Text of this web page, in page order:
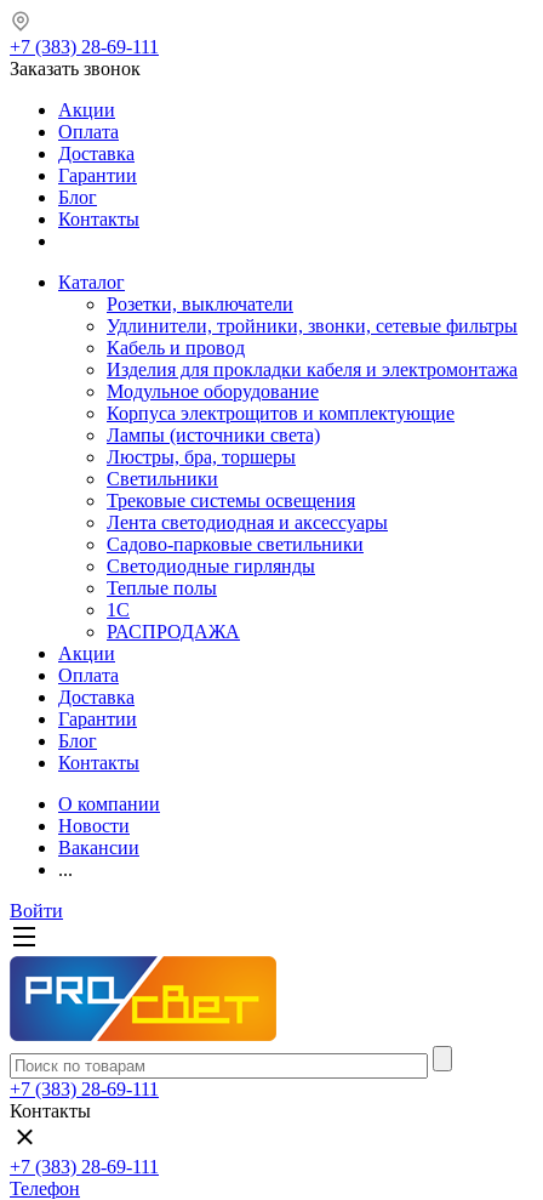
+7 (383) 28-69-111
Заказать звонок
Акции
Оплата
Доставка
Гарантии
Блог
Контакты
Каталог
Розетки, выключатели
Удлинители, тройники, звонки, сетевые фильтры
Кабель и провод
Изделия для прокладки кабеля и электромонтажа
Модульное оборудование
Корпуса электрощитов и комплектующие
Лампы (источники света)
Люстры, бра, торшеры
Светильники
Трековые системы освещения
Лента светодиодная и аксессуары
Садово-парковые светильники
Светодиодные гирлянды
Теплые полы
1С
РАСПРОДАЖА
Акции
Оплата
Доставка
Гарантии
Блог
Контакты
О компании
Новости
Вакансии
...
Войти
+7 (383) 28-69-111
Контакты
+7 (383) 28-69-111
Телефон